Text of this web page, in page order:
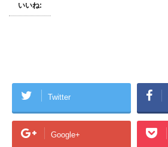
いいね:
Twitter
Google+